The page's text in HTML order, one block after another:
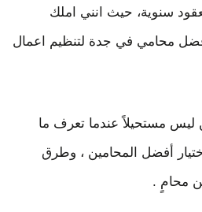
سنوية، حيث انني املك
محامي في جدة لتنظيم اعمال
ليس مستحيلاً عندما تعرف ما
أفضل المحامين ، وطرق
محامٍ .